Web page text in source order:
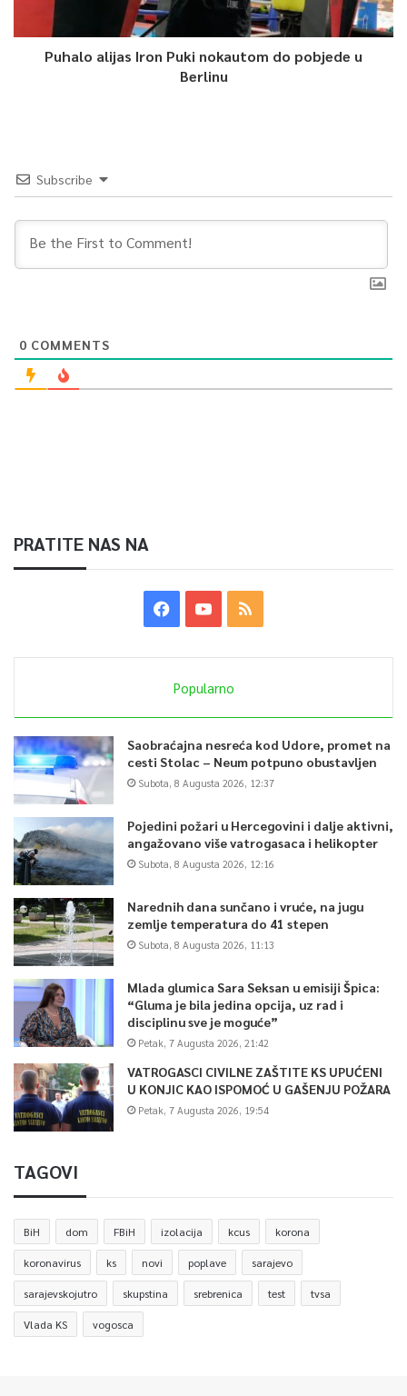
Puhalo alijas Iron Puki nokautom do pobjede u
Berlinu
Subscribe
0 COMMENTS
PRATITE NAS NA
Popularno
Saobraćajna nesreća kod Udore, promet na
cesti Stolac – Neum potpuno obustavljen
Subota, 8 Augusta 2026, 12:37
Pojedini požari u Hercegovini i dalje aktivni,
angažovano više vatrogasaca i helikopter
Subota, 8 Augusta 2026, 12:16
Narednih dana sunčano i vruće, na jugu
zemlje temperatura do 41 stepen
Subota, 8 Augusta 2026, 11:13
Mlada glumica Sara Seksan u emisiji Špica:
“Gluma je bila jedina opcija, uz rad i
disciplinu sve je moguće”
Petak, 7 Augusta 2026, 21:42
VATROGASCI CIVILNE ZAŠTITE KS UPUĆENI
U KONJIC KAO ISPOMOĆ U GAŠENJU POŽARA
Petak, 7 Augusta 2026, 19:54
TAGOVI
BiH dom FBiH izolacija kcus korona
koronavirus ks novi poplave sarajevo
sarajevskojutro skupstina srebrenica test tvsa
Vlada KS vogosca